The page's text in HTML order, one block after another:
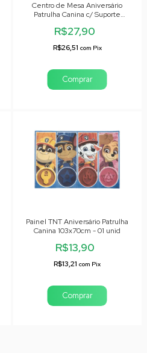
Centro de Mesa Aniversário
Patrulha Canina c/ Suporte
R$27,90
R$26,51 com Pix
Painel TNT Aniversário Patrulha
Canina 103x70cm - 01 unid
R$13,90
R$13,21com Pix